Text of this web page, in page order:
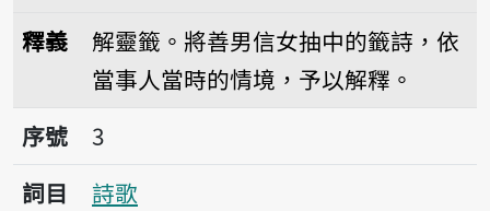
釋義
解靈籤。將善男信女抽中的籤詩，依
當事人當時的情境，予以解釋。
序號3詩歌
序號
3
詞目
詩歌